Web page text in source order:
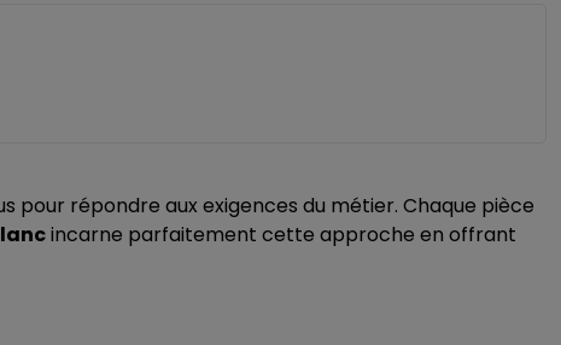
pour répondre aux exigences du métier. Chaque pièce
incarne parfaitement cette approche en offrant